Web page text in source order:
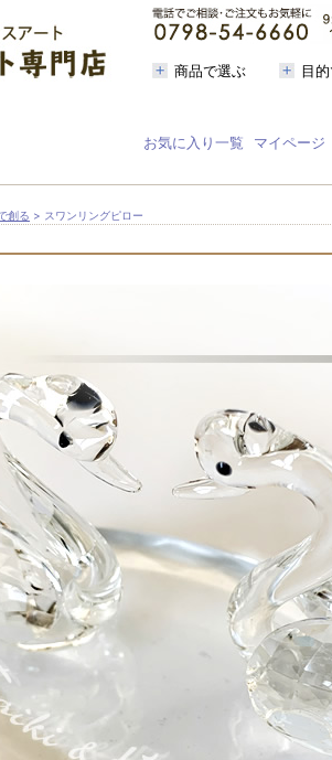
商品で選ぶ 目
お気に入り一覧 マイページ
創る > スワンリングピロー